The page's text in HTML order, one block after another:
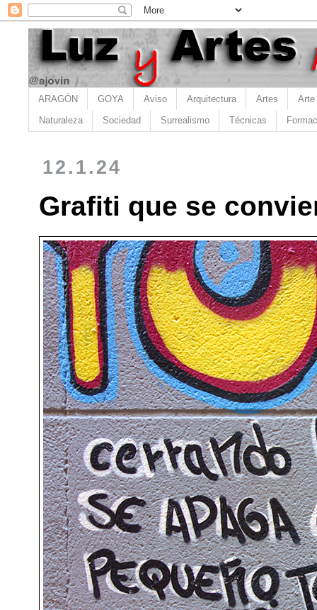
ARAGÓN GOYA Aviso Arquitectura Artes Arte
Naturaleza Sociedad Surrealismo Técnicas
12.1.24
Grafiti que se